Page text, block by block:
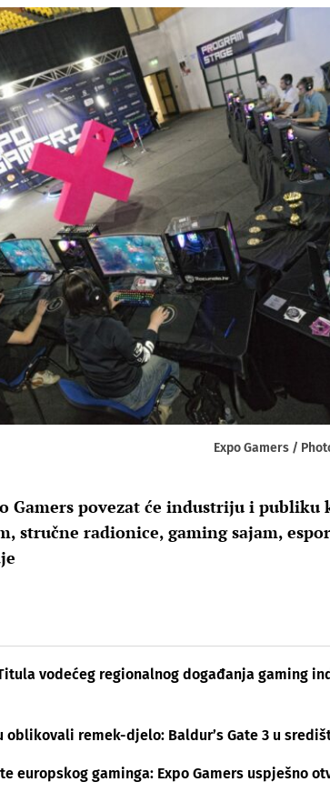
Expo Gamers /
Gamers povezat će industriju i publiku
stručne radionice, gaming sajam,
vodećeg regionalnog događanja gaming
remek-djelo: Baldur’s Gate 3 u
europskog gaminga: Expo Gamers uspješno